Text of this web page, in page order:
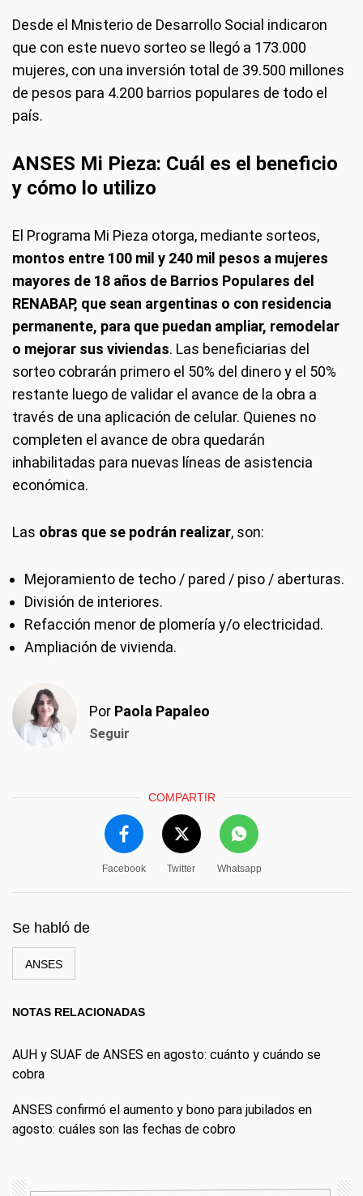
Desde el Mnisterio de Desarrollo Social indicaron
que con este nuevo sorteo se llegó a 173.000
mujeres, con una inversión total de 39.500 millones
de pesos para 4.200 barrios populares de todo el
país.
ANSES Mi Pieza: Cuál es el beneficio
y cómo lo utilizo
El Programa Mi Pieza otorga, mediante sorteos,
montos entre 100 mil y 240 mil pesos a mujeres
mayores de 18 años de Barrios Populares del
RENABAP, que sean argentinas o con residencia
permanente, para que puedan ampliar, remodelar
o mejorar sus viviendas. Las beneficiarias del
sorteo cobrarán primero el 50% del dinero y el 50%
restante luego de validar el avance de la obra a
través de una aplicación de celular. Quienes no
completen el avance de obra quedarán
inhabilitadas para nuevas líneas de asistencia
económica.
Las obras que se podrán realizar, son:
Mejoramiento de techo / pared / piso / aberturas.
División de interiores.
Refacción menor de plomería y/o electricidad.
Ampliación de vivienda.
Por Paola Papaleo
Seguir
COMPARTIR
Facebook Twitter Whatsapp
Se habló de
ANSES
NOTAS RELACIONADAS
AUH y SUAF de ANSES en agosto: cuánto y cuándo se
cobra
ANSES confirmó el aumento y bono para jubilados en
agosto: cuáles son las fechas de cobro